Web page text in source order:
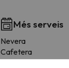
Més serveis
Nevera
Cafetera
Microones